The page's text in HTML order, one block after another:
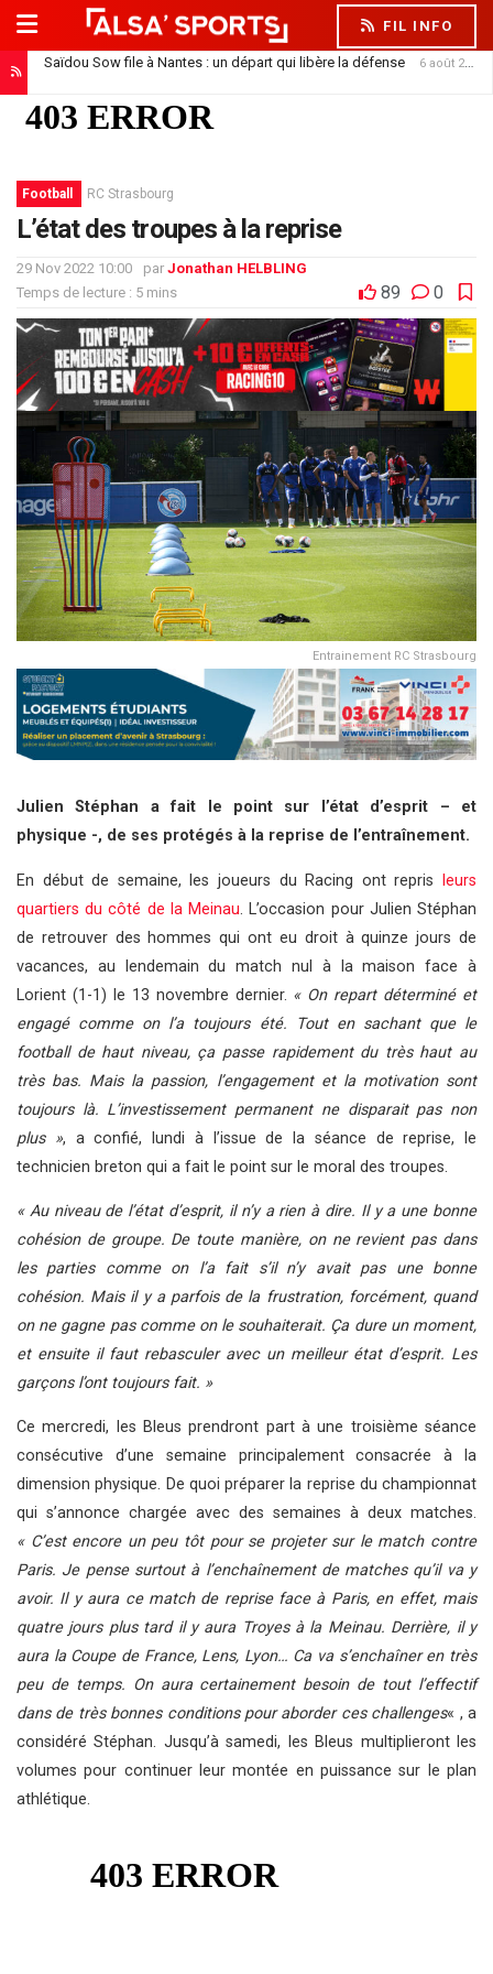
FIL INFO
Saïdou Sow file à Nantes : un départ qui libère la défense 6 août 2026
Football RC Strasbourg
L’état des troupes à la reprise
29 Nov 2022 10:00 par Jonathan HELBLING
Temps de lecture : 5 mins
89 0
Entrainement RC Strasbourg
Julien Stéphan a fait le point sur l’état d’esprit – et
physique -, de ses protégés à la reprise de l’entraînement.
En début de semaine, les joueurs du Racing ont repris leurs
quartiers du côté de la Meinau. L’occasion pour Julien Stéphan
de retrouver des hommes qui ont eu droit à quinze jours de
vacances, au lendemain du match nul à la maison face à
Lorient (1-1) le 13 novembre dernier. « On repart déterminé et
engagé comme on l’a toujours été. Tout en sachant que le
football de haut niveau, ça passe rapidement du très haut au
très bas. Mais la passion, l’engagement et la motivation sont
toujours là. L’investissement permanent ne disparait pas non
plus », a confié, lundi à l’issue de la séance de reprise, le
technicien breton qui a fait le point sur le moral des troupes.
« Au niveau de l’état d’esprit, il n’y a rien à dire. Il y a une bonne
cohésion de groupe. De toute manière, on ne revient pas dans
les parties comme on l’a fait s’il n’y avait pas une bonne
cohésion. Mais il y a parfois de la frustration, forcément, quand
on ne gagne pas comme on le souhaiterait. Ça dure un moment,
et ensuite il faut rebasculer avec un meilleur état d’esprit. Les
garçons l’ont toujours fait. »
Ce mercredi, les Bleus prendront part à une troisième séance
consécutive d’une semaine principalement consacrée à la
dimension physique. De quoi préparer la reprise du championnat
qui s’annonce chargée avec des semaines à deux matches.
« C’est encore un peu tôt pour se projeter sur le match contre
Paris. Je pense surtout à l’enchaînement de matches qu’il va y
avoir. Il y aura ce match de reprise face à Paris, en effet, mais
quatre jours plus tard il y aura Troyes à la Meinau. Derrière, il y
aura la Coupe de France, Lens, Lyon… Ca va s’enchaîner en très
peu de temps. On aura certainement besoin de tout l’effectif
dans de très bonnes conditions pour aborder ces challenges« , a
considéré Stéphan. Jusqu’à samedi, les Bleus multiplieront les
volumes pour continuer leur montée en puissance sur le plan
athlétique.